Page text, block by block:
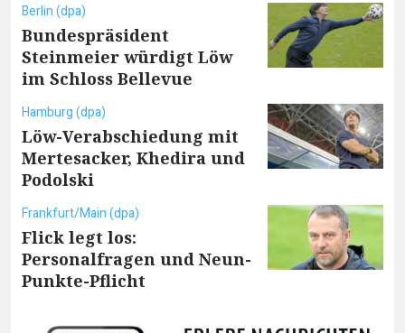
Berlin (dpa)
Bundespräsident
Steinmeier würdigt Löw
im Schloss Bellevue
Hamburg (dpa)
Löw-Verabschiedung mit
Mertesacker, Khedira und
Podolski
Frankfurt/Main (dpa)
Flick legt los:
Personalfragen und Neun-
Punkte-Pflicht